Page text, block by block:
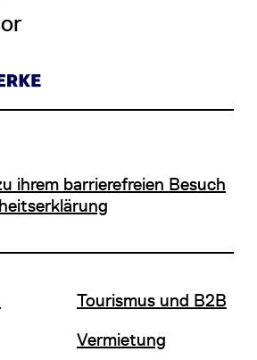
ihrem barrierefreien Besuch
Tourismus und B2B
Vermietung